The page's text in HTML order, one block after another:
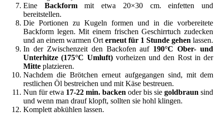
Eine Backformmit etwa 20×30 cm. einfetten und
bereitstellen.
Die Portionen zu Kugeln formen und in die vorbereitete
Backform legen. Mit einem frischen Geschirrtuch zudecken
und an einem warmen Ort erneut für 1 Stunde gehen lassen.
In der Zwischenzeit den Backofen auf 190°C Ober- und
Unterhitze (175°C Umluft) vorheizen und den Rost in der
Mitte platzieren.
Nachdem die Brötchen erneut aufgegangen sind, mit dem
restlichen Öl bestreichen und mit Käse bestreuen.
Nun für etwa 17-22 min. backen oder bis sie goldbraun sind
und wenn man drauf klopft, sollten sie hohl klingen.
Komplett abkühlen lassen.